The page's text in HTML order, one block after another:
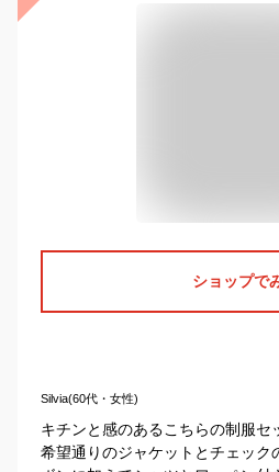
ショップで
Silvia(60代・女性)
キチンと感のあるこちらの制服セ
希望通りのジャケットとチェック